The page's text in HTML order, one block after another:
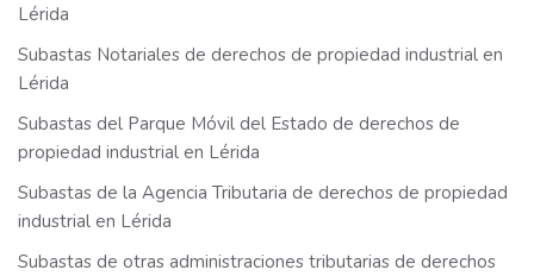
Lérida
Subastas Notariales de derechos de propiedad industrial en
Lérida
Subastas del Parque Móvil del Estado de derechos de
propiedad industrial en Lérida
Subastas de la Agencia Tributaria de derechos de propiedad
industrial en Lérida
Subastas de otras administraciones tributarias de derechos